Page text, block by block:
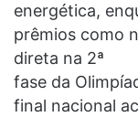
energética,
prêmios como
direta na 2ª
fase da
final nacional